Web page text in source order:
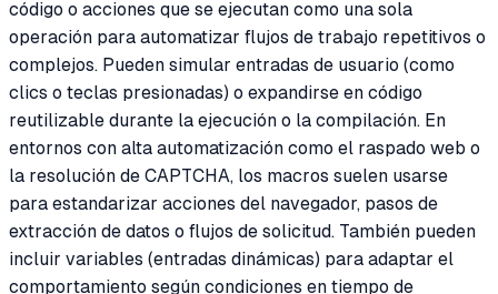
código o acciones que se ejecutan como una sola
operación para automatizar flujos de trabajo repetitivos o
complejos. Pueden simular entradas de usuario (como
clics o teclas presionadas) o expandirse en código
reutilizable durante la ejecución o la compilación. En
entornos con alta automatización como el raspado web o
la resolución de CAPTCHA, los macros suelen usarse
para estandarizar acciones del navegador, pasos de
extracción de datos o flujos de solicitud. También pueden
incluir variables (entradas dinámicas) para adaptar el
comportamiento según condiciones en tiempo de